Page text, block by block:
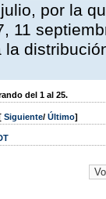
por la
11
la
del 1 al 25.
Siguiente/ Último]